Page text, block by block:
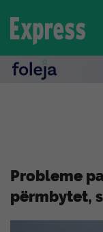
Probleme
përmbytet,